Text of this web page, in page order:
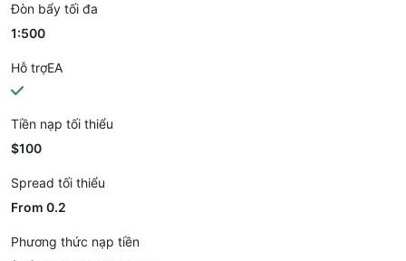
Đòn bẩy tối đa
1:500
Hỗ trợEA
Tiền nạp tối thiểu
$100
Spread tối thiểu
From 0.2
Phương thức nạp tiền